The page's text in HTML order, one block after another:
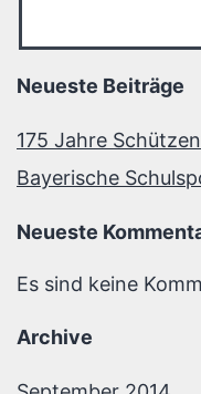
Neueste Beiträge
175 Jahre
Bayerische
Neueste
Es sind keine
Archive